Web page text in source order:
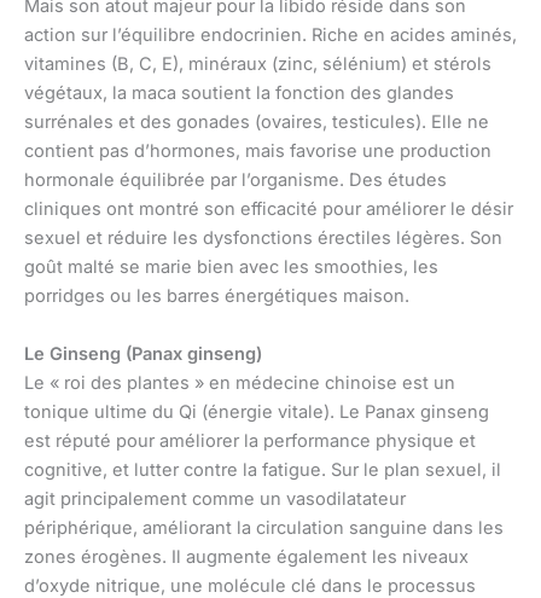
Mais son atout majeur pour la libido réside dans son
action sur l’équilibre endocrinien. Riche en acides aminés,
vitamines (B, C, E), minéraux (zinc, sélénium) et stérols
végétaux, la maca soutient la fonction des glandes
surrénales et des gonades (ovaires, testicules). Elle ne
contient pas d’hormones, mais favorise une production
hormonale équilibrée par l’organisme. Des études
cliniques ont montré son efficacité pour améliorer le désir
sexuel et réduire les dysfonctions érectiles légères. Son
goût malté se marie bien avec les smoothies, les
porridges ou les barres énergétiques maison.
Le Ginseng (Panax ginseng)
Le « roi des plantes » en médecine chinoise est un
tonique ultime du Qi (énergie vitale). Le Panax ginseng
est réputé pour améliorer la performance physique et
cognitive, et lutter contre la fatigue. Sur le plan sexuel, il
agit principalement comme un vasodilatateur
périphérique, améliorant la circulation sanguine dans les
zones érogènes. Il augmente également les niveaux
d’oxyde nitrique, une molécule clé dans le processus